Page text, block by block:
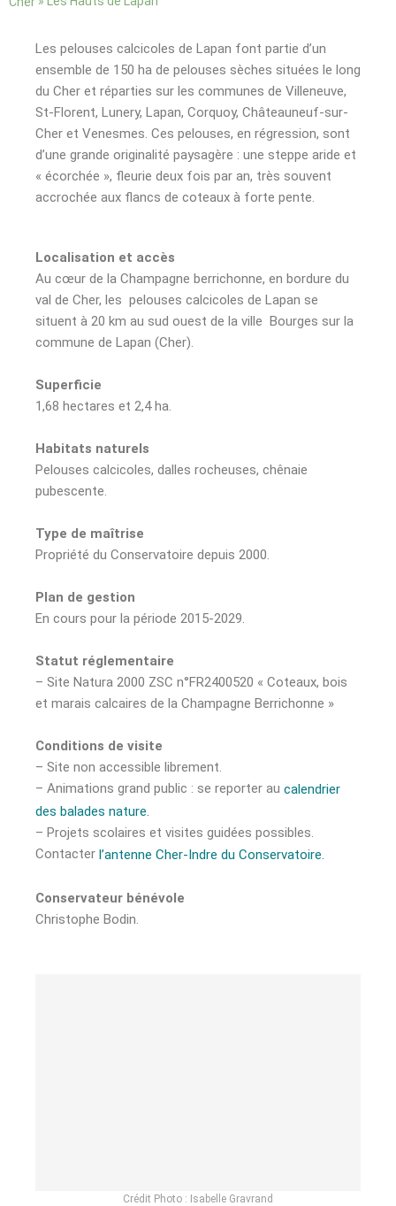
Les pelouses calcicoles de Lapan font partie d’un
ensemble de 150 ha de pelouses sèches situées le long
du Cher et réparties sur les communes de Villeneuve,
St-Florent, Lunery, Lapan, Corquoy, Châteauneuf-sur-
Cher et Venesmes. Ces pelouses, en régression, sont
d’une grande originalité paysagère : une steppe aride et
« écorchée », fleurie deux fois par an, très souvent
accrochée aux flancs de coteaux à forte pente.
Localisation et accès
Au cœur de la Champagne berrichonne, en bordure du
val de Cher, les pelouses calcicoles de Lapan se
situent à 20 km au sud ouest de la ville Bourges sur la
commune de Lapan (Cher).
Superficie
1,68 hectares et 2,4 ha.
Habitats naturels
Pelouses calcicoles, dalles rocheuses, chênaie
pubescente.
Type de maîtrise
Propriété du Conservatoire depuis 2000.
Plan de gestion
En cours pour la période 2015-2029.
Statut réglementaire
– Site Natura 2000 ZSC n°FR2400520 « Coteaux, bois
et marais calcaires de la Champagne Berrichonne »
Conditions de visite
– Site non accessible librement.
– Animations grand public : se reporter au calendrier
des balades nature.
– Projets scolaires et visites guidées possibles.
Contacter l’antenne Cher-Indre du Conservatoire.
Conservateur bénévole
Christophe Bodin.
Crédit Photo : Isabelle Gravrand